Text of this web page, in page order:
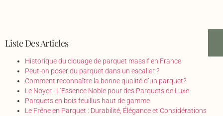
Liste Des Articles
Historique du clouage de parquet massif en France
Peut-on poser du parquet dans un escalier ?
Comment reconnaître la bonne qualité d’un parquet?
Le Noyer : L’Essence Noble pour des Parquets de Luxe
Parquets en bois feuillus haut de gamme
Le Frêne en Parquet : Durabilité, Élégance et Considérations